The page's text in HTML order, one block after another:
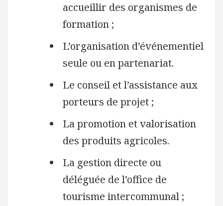
accueillir des organismes de
formation ;
L’organisation d’événementiel
seule ou en partenariat.
Le conseil et l’assistance aux
porteurs de projet ;
La promotion et valorisation
des produits agricoles.
La gestion directe ou
déléguée de l’office de
tourisme intercommunal ;